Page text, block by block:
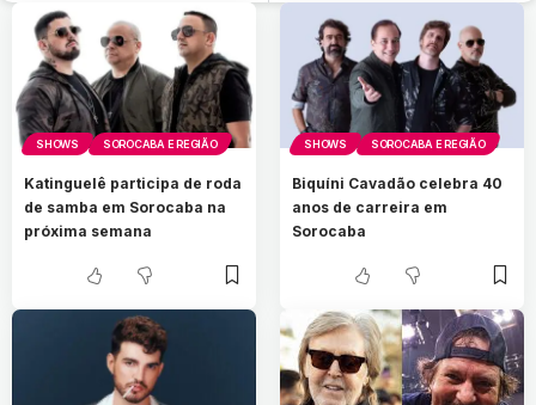
SHOWS SOROCABA E REGIÃO
Katinguelê participa de roda
de samba em Sorocaba na
próxima semana
SHOWS SOROCABA E REGIÃO
Biquíni Cavadão celebra 40
anos de carreira em
Sorocaba